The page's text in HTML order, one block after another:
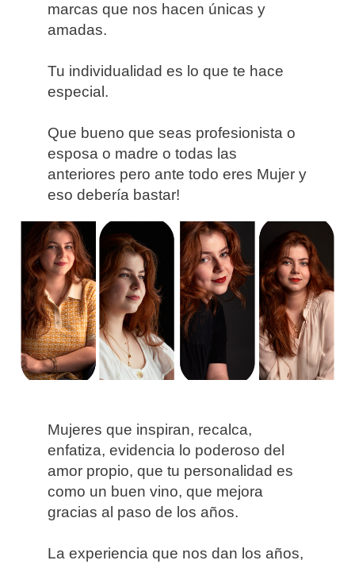
marcas que nos hacen únicas y
amadas.
Tu individualidad es lo que te hace
especial.
Que bueno que seas profesionista o
esposa o madre o todas las
anteriores pero ante todo eres Mujer y
eso debería bastar!
Mujeres que inspiran, recalca,
enfatiza, evidencia lo poderoso del
amor propio, que tu personalidad es
como un buen vino, que mejora
gracias al paso de los años.
La experiencia que nos dan los años,